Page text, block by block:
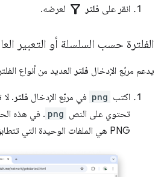
انقر على فلتر filter_alt لعرضه.
الفلترة حسب السلسلة أو التعبير
يدعم مربّع الإدخال فلتر العديد من أنواع
اكتب png في مربّع الإدخال فلتر . لا
تحتوي على النص png . في هذه
PNG هي الملفات الوحيدة التي تتطابق مع الفلتر.